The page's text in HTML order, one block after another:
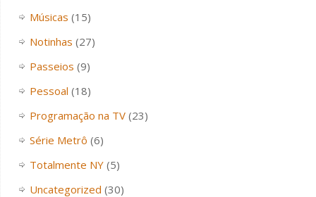
Músicas (15)
Notinhas (27)
Passeios (9)
Pessoal (18)
Programação na TV(23)
Série Metrô (6)
Totalmente NY(5)
Uncategorized (30)